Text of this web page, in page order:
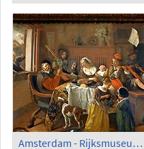
Amsterdam - Rijksmuseum; 'The Merry Family', Jan Steen (1668)